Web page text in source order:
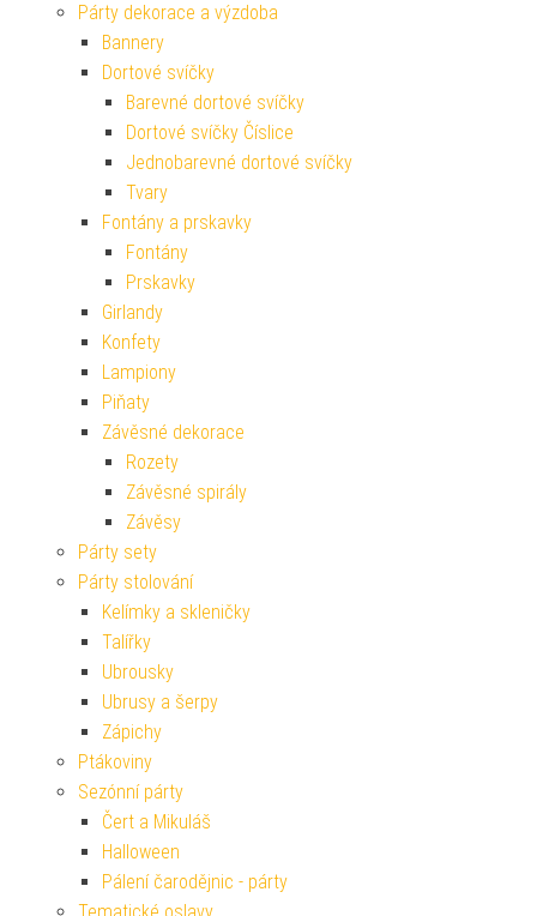
Párty dekorace a výzdoba
Bannery
Dortové svíčky
Barevné dortové svíčky
Dortové svíčky Číslice
Jednobarevné dortové svíčky
Tvary
Fontány a prskavky
Fontány
Prskavky
Girlandy
Konfety
Lampiony
Piňaty
Závěsné dekorace
Rozety
Závěsné spirály
Závěsy
Párty sety
Párty stolování
Kelímky a skleničky
Talířky
Ubrousky
Ubrusy a šerpy
Zápichy
Ptákoviny
Sezónní párty
Čert a Mikuláš
Halloween
Pálení čarodějnic - párty